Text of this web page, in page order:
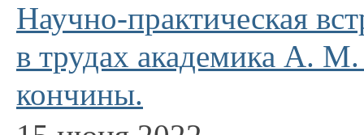
Научно-практическая
в трудах академика А.
кончины.